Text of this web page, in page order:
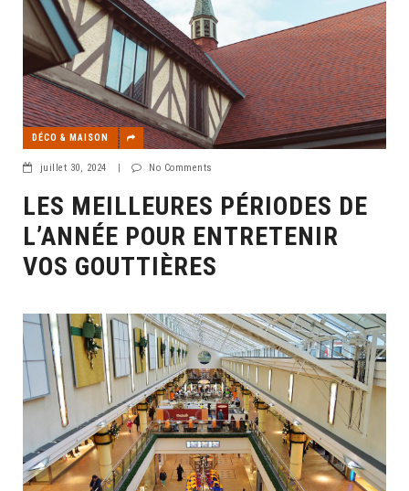
DÉCO & MAISON
juillet 30, 2024 No Comments
LES MEILLEURES PÉRIODES DE
L’ANNÉE POUR ENTRETENIR
VOS GOUTTIÈRES